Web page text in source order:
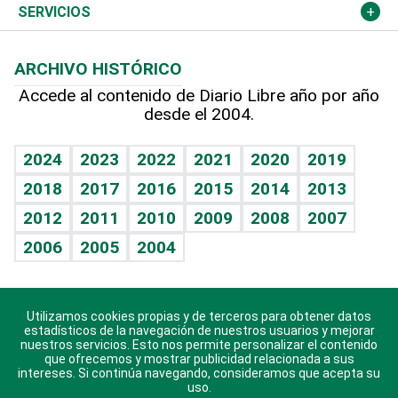
Resto del mundo
Economía personal
Podcast Arte Libre
Hablando con el pediatra
Vida y familia
Eñe
Celebrando la vida
Sin complejos
En pocas palabras
Escuchando al corazón
Economía Personal
Más deportes
Línea de hit
TBT Deportivo
Columnistas
Más firmas
Cambio climático
Opinión
Hecho en casa
Guía del dinero
SERVICIOS
Cumpleaños
Horóscopos
Crucigramas
ARCHIVO HISTÓRICO
Accede al contenido de Diario Libre año por año
desde el 2004.
2024 2023 2022 2021 2020
2019
2018
2017 2016 2015 2014
2013
2012
2011 2010 2009 2008
2007
2006
2005 2004
Descarga nuestras aplicaciones para Android, iOS y
sistema Huawei.
Utilizamos cookies propias y de terceros para obtener datos
estadísticos de la navegación de nuestros usuarios y mejorar
nuestros servicios. Esto nos permite personalizar el contenido
que ofrecemos y mostrar publicidad relacionada a sus
intereses. Si continúa navegando, consideramos que acepta su
uso.